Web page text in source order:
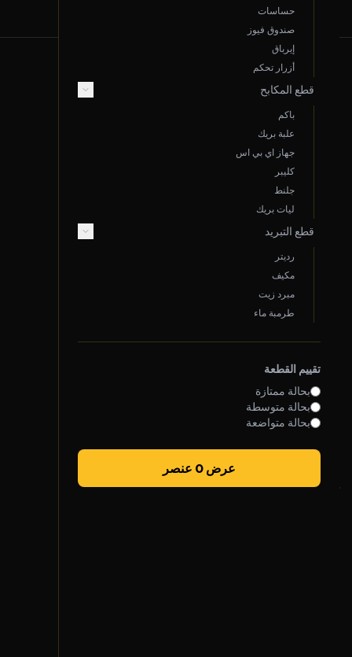
حساسات
صندوق فيوز
إيرباق
أزرار تحكم
قطع المكابح
باكم
علبة بريك
جهاز اي بي اس
كليبر
جلنط
ليات بريك
قطع التبريد
رديتر
مكيف
مبرد زيت
طرمبة ماء
تقييم القطعة
بحالة ممتازة
بحالة متوسطة
بحالة متواضعة
عرض 0 عنصر
من نحن
عن سوم.نت
الموقع: الدمام، المملكة العربية السعودية
البريد الإلكتروني Support@sooom.net
سجل تجاري 2050134107
روابط سريعة
سياسة الشحن
الضمان والإرجاع
تواصل معنا